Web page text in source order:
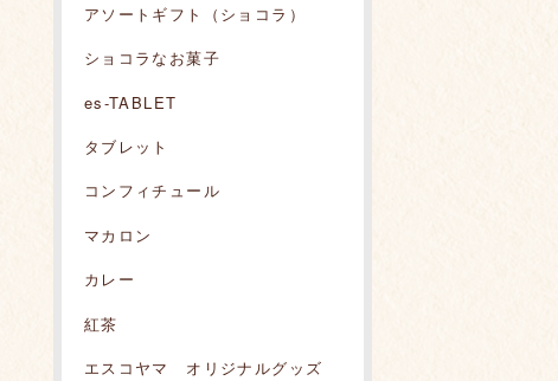
アソートギフト（ショコラ）
ショコラなお菓子
es-TABLET
タブレット
コンフィチュール
マカロン
カレー
紅茶
エスコヤマ オリジナルグッズ